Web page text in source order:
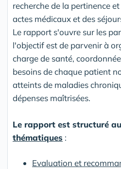
recherche de la pertinence
actes médicaux et des
Le rapport s'ouvre sur les
l'objectif est de parvenir à
charge de santé,
besoins de chaque patient
atteints de maladies
dépenses maîtrisées.
Le rapport est structuré
thématiques :
Evaluation et